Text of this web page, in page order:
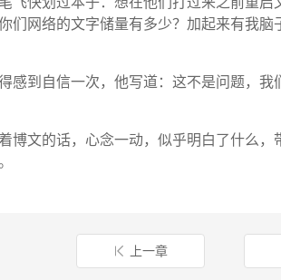
们网络的文字储量有多少？加起来有我
到自信一次，他写道：这不是问题，我
文的话，心念一动，似乎明白了什么，
上一章